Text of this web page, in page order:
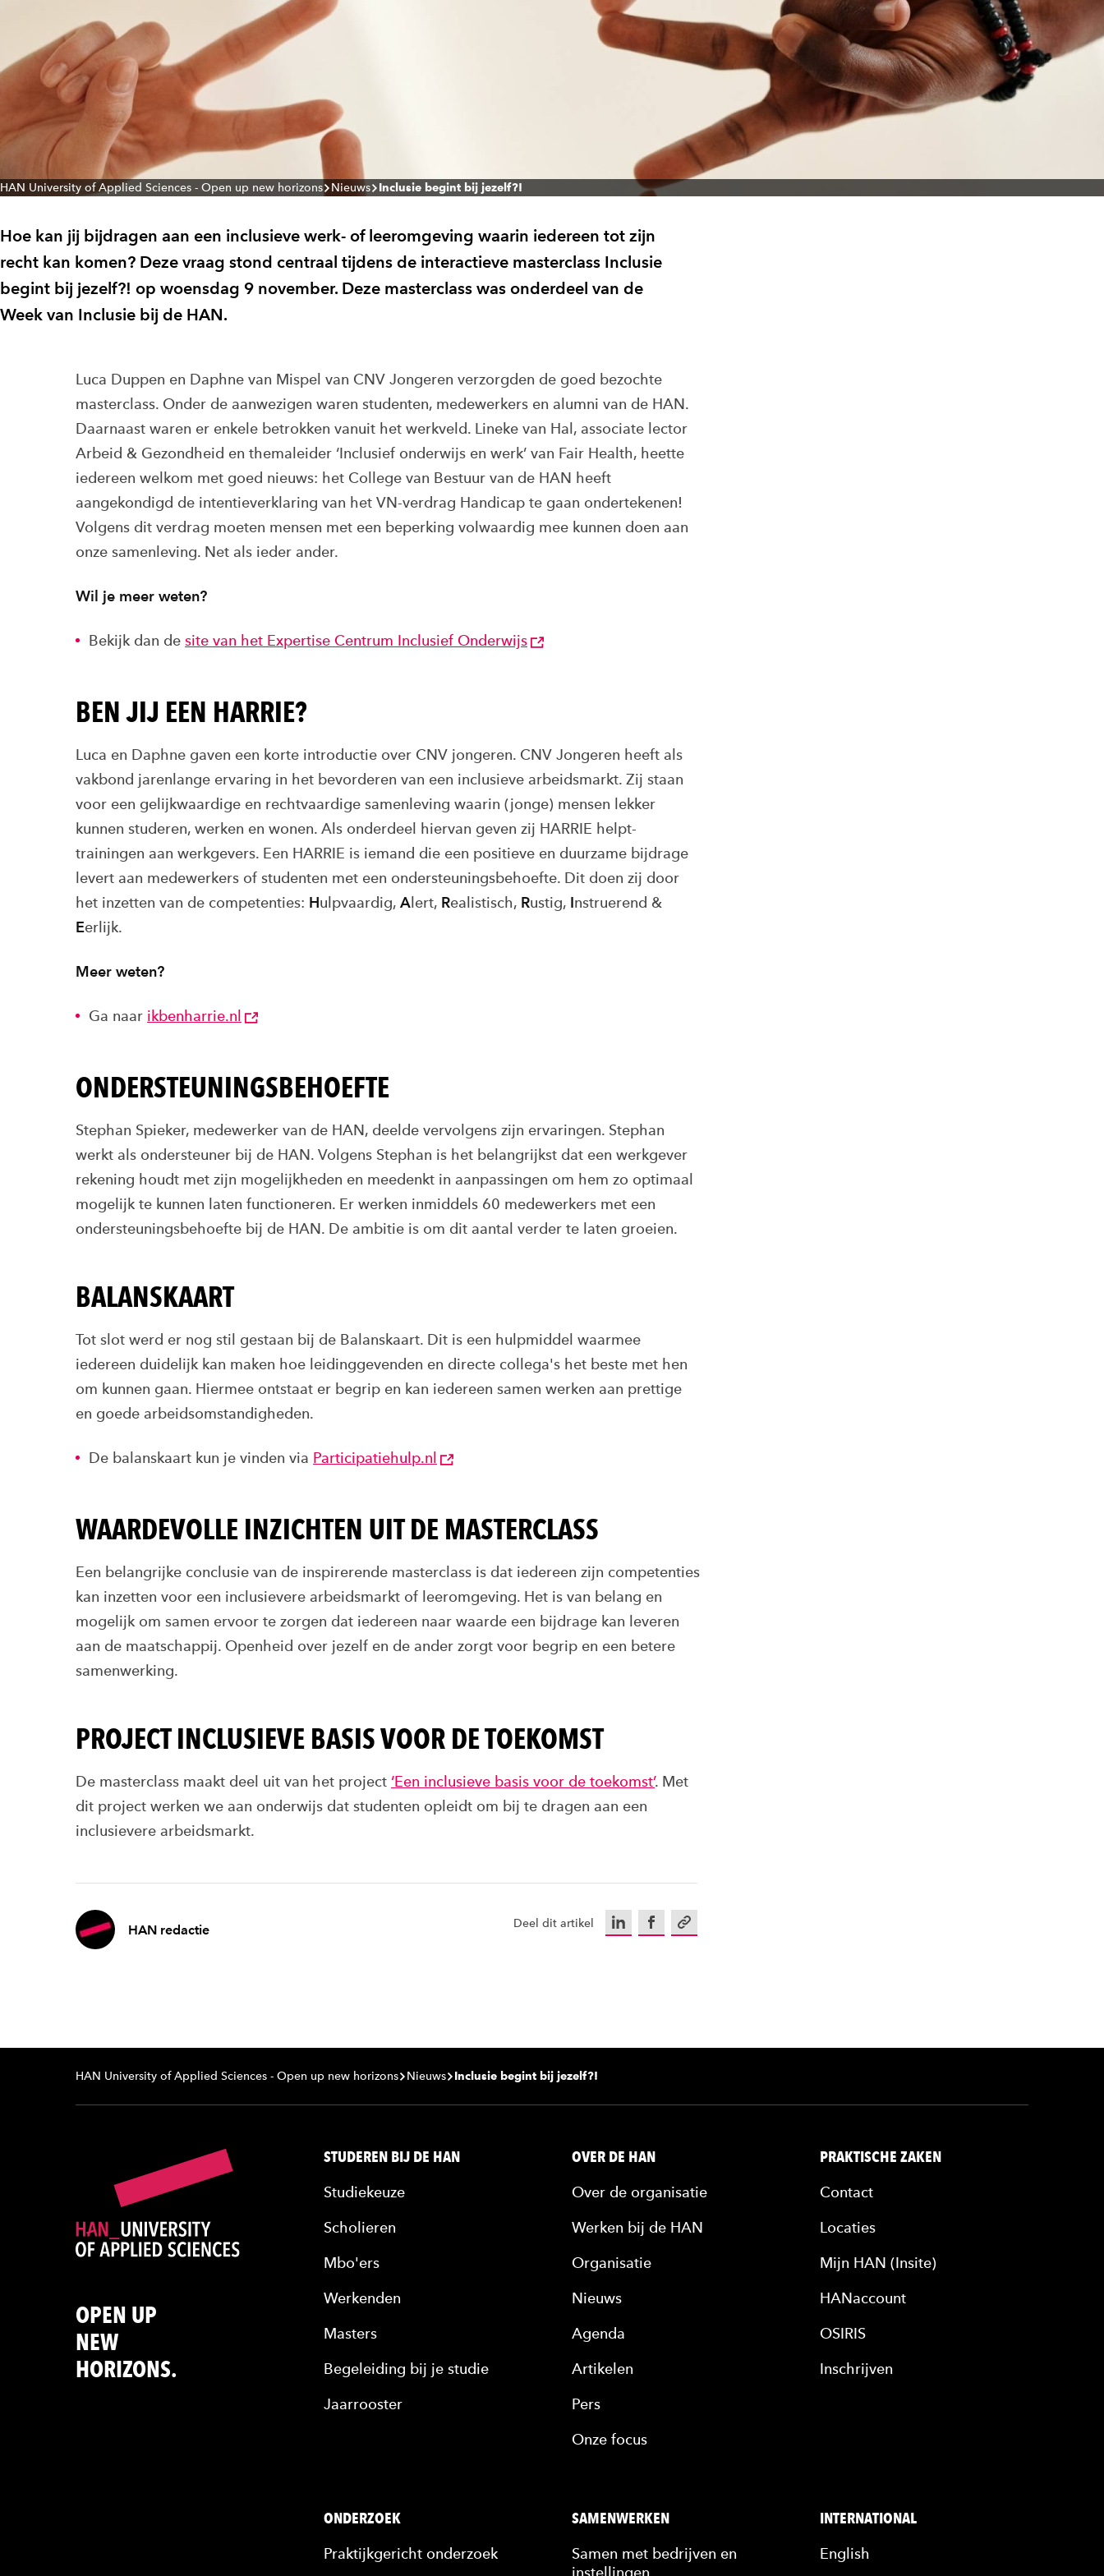
HAN University of Applied Sciences - Open up new horizons Nieuws Inclusie begint bij jezelf?!
Hoe kan jij bijdragen aan een inclusieve werk- of leeromgeving waarin iedereen tot zijn
recht kan komen? Deze vraag stond centraal tijdens de interactieve masterclass Inclusie
begint bij jezelf?! op woensdag 9 november. Deze masterclass was onderdeel van de
Week van Inclusie bij de HAN.
Luca Duppen en Daphne van Mispel van CNV Jongeren verzorgden de goed bezochte
masterclass. Onder de aanwezigen waren studenten, medewerkers en alumni van de HAN.
Daarnaast waren er enkele betrokken vanuit het werkveld. Lineke van Hal, associate lector
Arbeid & Gezondheid en themaleider ‘Inclusief onderwijs en werk’ van Fair Health, heette
iedereen welkom met goed nieuws: het College van Bestuur van de HAN heeft
aangekondigd de intentieverklaring van het VN-verdrag Handicap te gaan ondertekenen!
Volgens dit verdrag moeten mensen met een beperking volwaardig mee kunnen doen aan
onze samenleving. Net als ieder ander.
Wil je meer weten?
Bekijk dan de site van het Expertise Centrum Inclusief Onderwijs
BEN JIJ EEN HARRIE?
Luca en Daphne gaven een korte introductie over CNV jongeren. CNV Jongeren heeft als
vakbond jarenlange ervaring in het bevorderen van een inclusieve arbeidsmarkt. Zij staan
voor een gelijkwaardige en rechtvaardige samenleving waarin (jonge) mensen lekker
kunnen studeren, werken en wonen. Als onderdeel hiervan geven zij HARRIE helpt-
trainingen aan werkgevers. Een HARRIE is iemand die een positieve en duurzame bijdrage
levert aan medewerkers of studenten met een ondersteuningsbehoefte. Dit doen zij door
het inzetten van de competenties: Hulpvaardig, A lert, Realistisch, Rustig, Instruerend &
Eerlijk.
Meer weten?
Ga naar ikbenharrie.nl
ONDERSTEUNINGSBEHOEFTE
Stephan Spieker, medewerker van de HAN, deelde vervolgens zijn ervaringen. Stephan
werkt als ondersteuner bij de HAN. Volgens Stephan is het belangrijkst dat een werkgever
rekening houdt met zijn mogelijkheden en meedenkt in aanpassingen om hem zo optimaal
mogelijk te kunnen laten functioneren. Er werken inmiddels 60 medewerkers met een
ondersteuningsbehoefte bij de HAN. De ambitie is om dit aantal verder te laten groeien.
BALANSKAART
Tot slot werd er nog stil gestaan bij de Balanskaart. Dit is een hulpmiddel waarmee
iedereen duidelijk kan maken hoe leidinggevenden en directe collega's het beste met hen
om kunnen gaan. Hiermee ontstaat er begrip en kan iedereen samen werken aan prettige
en goede arbeidsomstandigheden.
De balanskaart kun je vinden via Participatiehulp.nl
WAARDEVOLLE INZICHTEN UIT DE MASTERCLASS
Een belangrijke conclusie van de inspirerende masterclass is dat iedereen zijn competenties
kan inzetten voor een inclusievere arbeidsmarkt of leeromgeving. Het is van belang en
mogelijk om samen ervoor te zorgen dat iedereen naar waarde een bijdrage kan leveren
aan de maatschappij. Openheid over jezelf en de ander zorgt voor begrip en een betere
samenwerking.
PROJECT INCLUSIEVE BASIS VOOR DE TOEKOMST
De masterclass maakt deel uit van het project ‘Een inclusieve basis voor de toekomst’. Met
dit project werken we aan onderwijs dat studenten opleidt om bij te dragen aan een
inclusievere arbeidsmarkt.
HAN redactie Deel dit artikel LinkedInFacebookKopieer url
HAN University of Applied Sciences - Open up new horizons Nieuws Inclusie begint bij jezelf?!
OPEN UP
NEW
HORIZONS.
STUDEREN BIJ DE HAN
Studiekeuze
Scholieren
Mbo'ers
Werkenden
Masters
Begeleiding bij je studie
Jaarrooster
OVER DE HAN
Over de organisatie
Werken bij de HAN
Organisatie
Nieuws
Agenda
Artikelen
Pers
Onze focus
PRAKTISCHE ZAKEN
Contact
Locaties
Mijn HAN (Insite)
HANaccount
OSIRIS
Inschrijven
ONDERZOEK
Praktijkgericht onderzoek
SAMENWERKEN
Samen met bedrijven en
instellingen
INTERNATIONAL
English